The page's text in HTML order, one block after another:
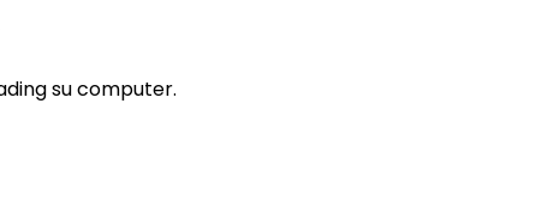
su computer.